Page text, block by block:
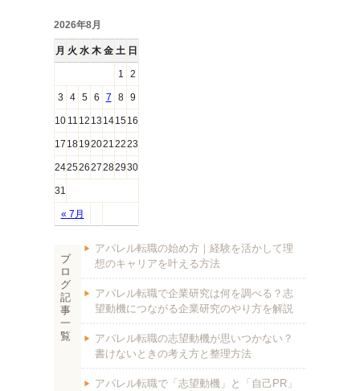
2026年8月
月 火 水 木 金 土 日
« 7月
1 2
3 4 5 6 7 8 9
10 11 12 13 141516
17 18192021 2223
24252627282930
31
ブ
ロ
グ
記
事
一
覧
アパレル転職の始め方｜経験を活かして理
想のキャリアを叶える方法
アパレル転職で企業研究は何を調べる？志
望動機につながる企業研究のやり方を解説
アパレル転職の志望動機が思いつかない？
書けないときの考え方と整理方法
アパレル転職で「志望動機」と「自己PR」